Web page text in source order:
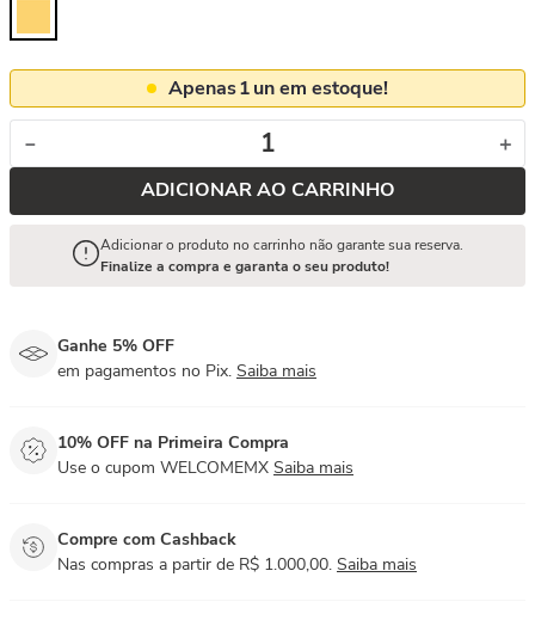
Apenas1un em estoque!
＋
－
ADICIONAR AO CARRINHO
Adicionar o produto no carrinho não garante sua reserva.
Finalize a compra e garanta o seu produto!
Ganhe 5% OFF
em pagamentos no Pix. Saiba mais
10% OFF na Primeira Compra
Use o cupom WELCOMEMX Saiba mais
Compre com Cashback
Nas compras a partir de R$ 1.000,00. Saiba mais